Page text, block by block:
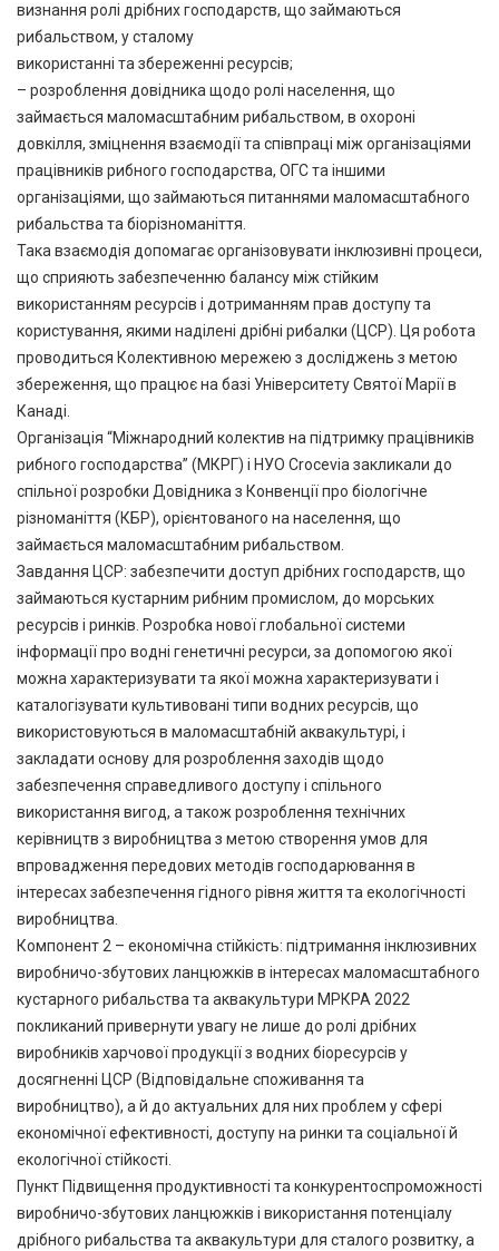
визнання ролі дрібних господарств, що займаються
рибальством, у сталому
використанні та збереженні ресурсів;
– розроблення довідника щодо ролі населення, що
займається маломасштабним рибальством, в охороні
довкілля, зміцнення взаємодії та співпраці між організаціями
працівників рибного господарства, ОГС та іншими
організаціями, що займаються питаннями маломасштабного
рибальства та біорізноманіття.
Така взаємодія допомагає організовувати інклюзивні процеси,
що сприяють забезпеченню балансу між стійким
використанням ресурсів і дотриманням прав доступу та
користування, якими наділені дрібні рибалки (ЦСР). Ця робота
проводиться Колективною мережею з досліджень з метою
збереження, що працює на базі Університету Святої Марії в
Канаді.
Організація “Міжнародний колектив на підтримку працівників
рибного господарства” (МКРГ) і НУО Crocevia закликали до
спільної розробки Довідника з Конвенції про біологічне
різноманіття (КБР), орієнтованого на населення, що
займається маломасштабним рибальством.
Завдання ЦСР: забезпечити доступ дрібних господарств, що
займаються кустарним рибним промислом, до морських
ресурсів і ринків. Розробка нової глобальної системи
інформації про водні генетичні ресурси, за допомогою якої
можна характеризувати та якої можна характеризувати і
каталогізувати культивовані типи водних ресурсів, що
використовуються в маломасштабній аквакультурі, і
закладати основу для розроблення заходів щодо
забезпечення справедливого доступу і спільного
використання вигод, а також розроблення технічних
керівництв з виробництва з метою створення умов для
впровадження передових методів господарювання в
інтересах забезпечення гідного рівня життя та екологічності
виробництва.
Компонент 2 – економічна стійкість: підтримання інклюзивних
виробничо-збутових ланцюжків в інтересах маломасштабного
кустарного рибальства та аквакультури МРКРА 2022
покликаний привернути увагу не лише до ролі дрібних
виробників харчової продукції з водних біоресурсів у
досягненні ЦСР (Відповідальне споживання та
виробництво), а й до актуальних для них проблем у сфері
економічної ефективності, доступу на ринки та соціальної й
екологічної стійкості.
Пункт Підвищення продуктивності та конкурентоспроможності
виробничо-збутових ланцюжків і використання потенціалу
дрібного рибальства та аквакультури для сталого розвитку, а